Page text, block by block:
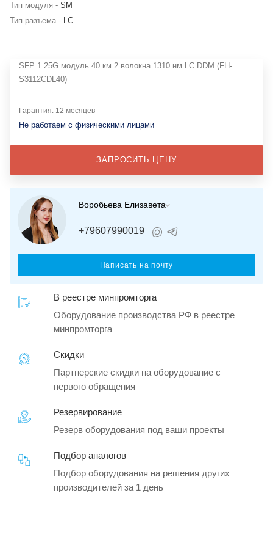
Тип модуля - SM
Тип разъема - LC
SFP 1.25G модуль 40 км 2 волокна 1310 нм LC DDM (FH-
S3112CDL40)
Гарантия: 12 месяцев
Не работаем с физическими лицами
ЗАПРОСИТЬ ЦЕНУ
Воробьева Елизавета
+79607990019
Написать на почту
В реестре минпромторга
Оборудование производства РФ в реестре
минпромторга
Скидки
Партнерские скидки на оборудование с
первого обращения
Резервирование
Резерв оборудования под ваши проекты
Подбор аналогов
Подбор оборудования на решения других
производителей за 1 день